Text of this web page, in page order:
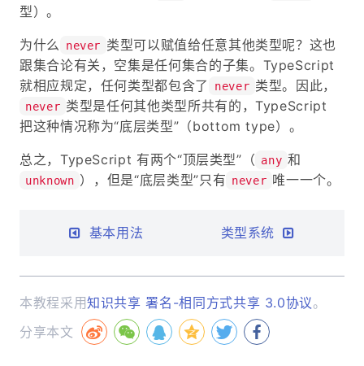
型）。
为什么 never 类型可以赋值给任意其他类型呢？这也
跟集合论有关，空集是任何集合的子集。TypeScript
就相应规定，任何类型都包含了
never 类型。因此，
never 类型是任何其他类型所共有的，TypeScript
把这种情况称为“底层类型”（bottom type）。
总之，TypeScript 有两个“顶层类型”（ any 和
unknown ），但是“底层类型”只有 never 唯一一个。
基本用法 类型系统
本教程采用知识共享 署名-相同方式共享 3.0协议。
分享本文